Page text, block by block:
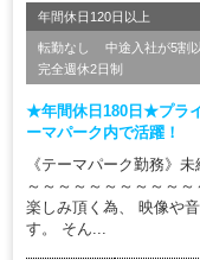
年間休日120日以上
転勤なし 中途入社が5割
完全週休2日制
★年間休日180日★プラ
ーマパーク内で活躍！
《テーマパーク勤務》
～～～～～～～～～～
楽しみ頂く為、 映像や
す。 そん...